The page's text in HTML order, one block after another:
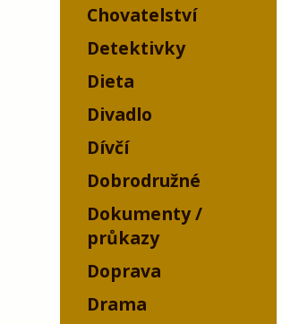
Chovatelství
Detektivky
Dieta
Divadlo
Dívčí
Dobrodružné
Dokumenty /
průkazy
Doprava
Drama